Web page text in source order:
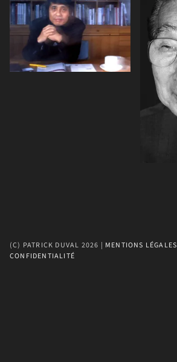
Contact
(C) PATRICK DUVAL 2026 | MENTIONS LÉGALES
CONFIDENTIALITÉ